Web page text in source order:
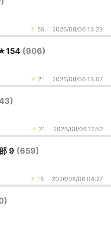
55 2026/08/06 13:23
(906)
21 2026/08/06 13:07
21 2026/08/06 12:52
9 (659)
18 2026/08/06 04:27